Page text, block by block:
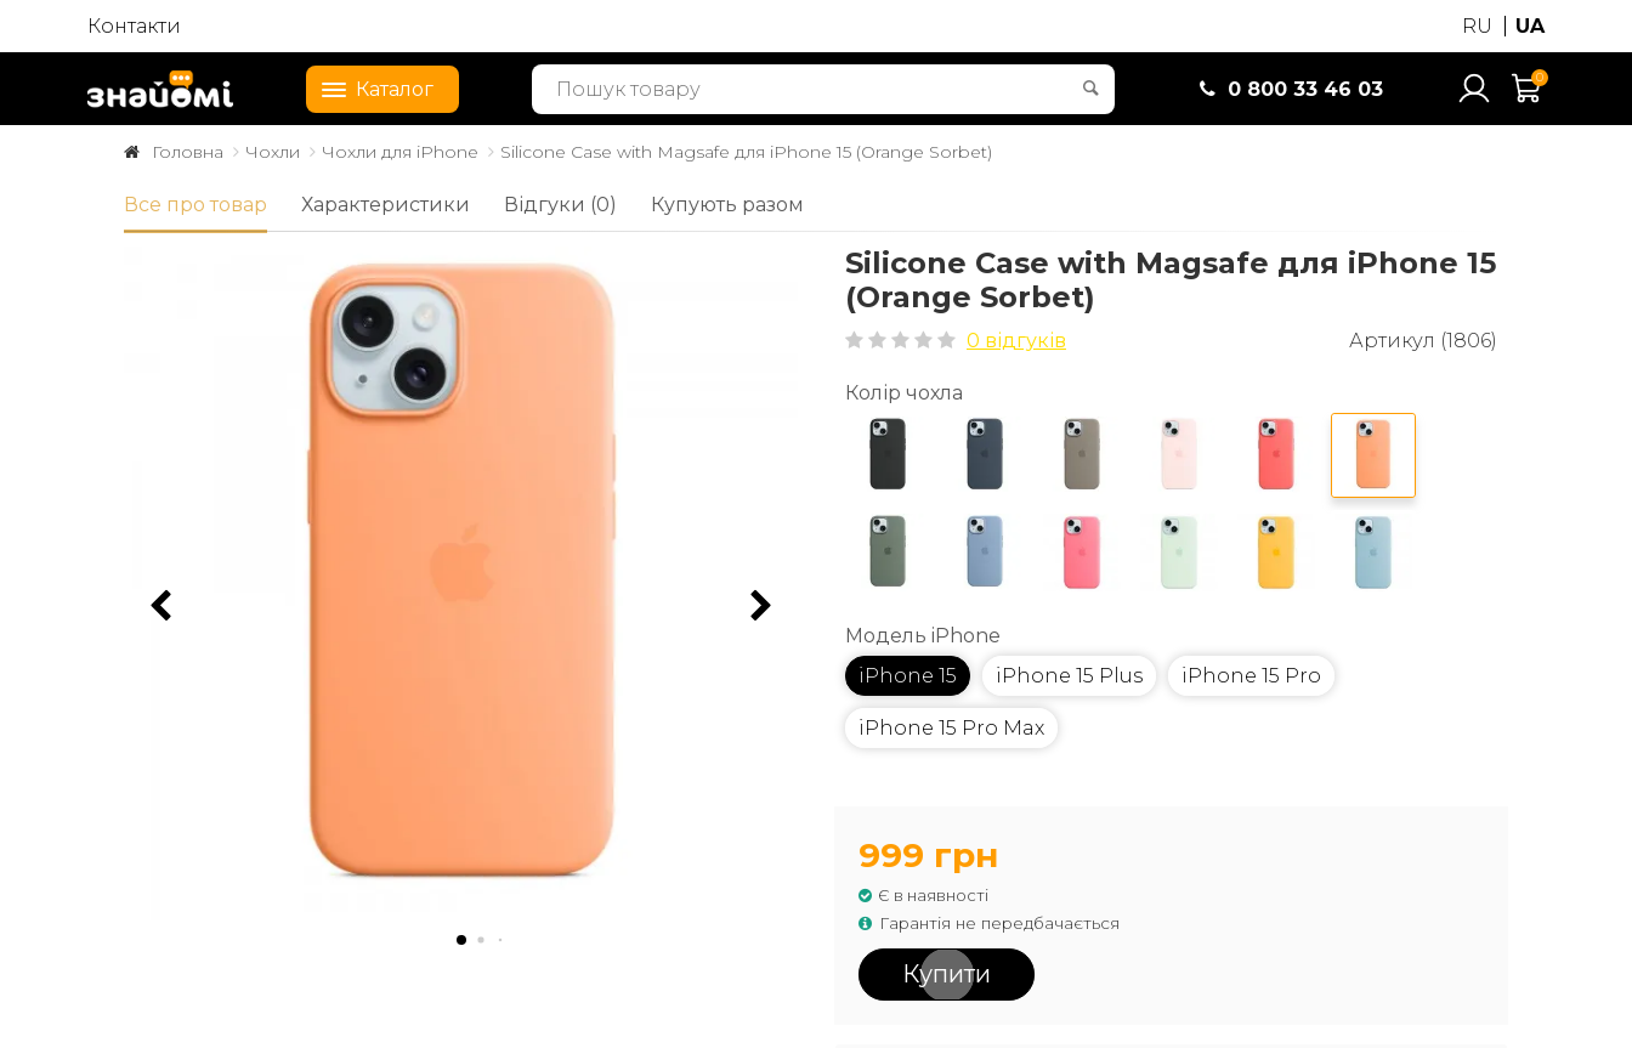
Контакти RU UA
Каталог 0 800 33 46 03
0
Головна Чохли Чохли для iPhone Silicone Case with Magsafe для iPhone 15 (Orange Sorbet)
Все про товар Характеристики Відгуки (0) Купують разом
Silicone Case with Magsafe для iPhone 15
(Orange Sorbet)
0 відгуків Артикул (1806)
Колір чохла
Модель iPhone
iPhone 15
iPhone 15 Plus iPhone 15 Pro
iPhone 15 Pro Max
999 грн
Є в наявності
Гарантія не передбачається
Купити